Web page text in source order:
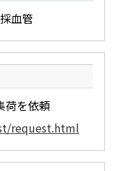
血管
荷を依頼
request.html